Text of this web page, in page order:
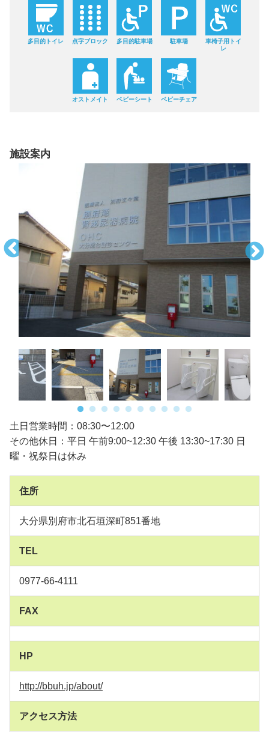
多目的トイレ 点字ブロック 多目的駐車場 駐車場
車椅子用トイ
レ
オストメイト ベビーシート ベビーチェア
施設案内
土日営業時間：08:30〜12:00
その他休日：平日 午前9:00~12:30 午後 13:30~17:30 日
曜・祝祭日は休み
住所
大分県別府市北石垣深町851番地
TEL
0977-66-4111
FAX
HP
http://bbuh.jp/about/
アクセス方法